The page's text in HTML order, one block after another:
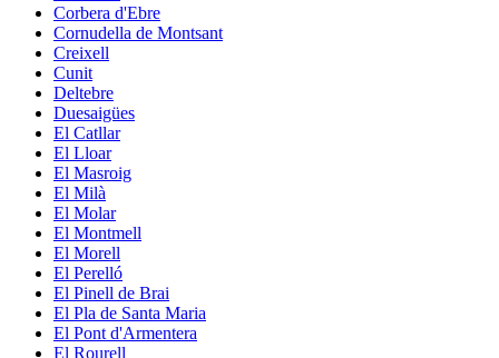
Corbera d'Ebre
Cornudella de Montsant
Creixell
Cunit
Deltebre
Duesaigües
El Catllar
El Lloar
El Masroig
El Milà
El Molar
El Montmell
El Morell
El Perelló
El Pinell de Brai
El Pla de Santa Maria
El Pont d'Armentera
El Rourell